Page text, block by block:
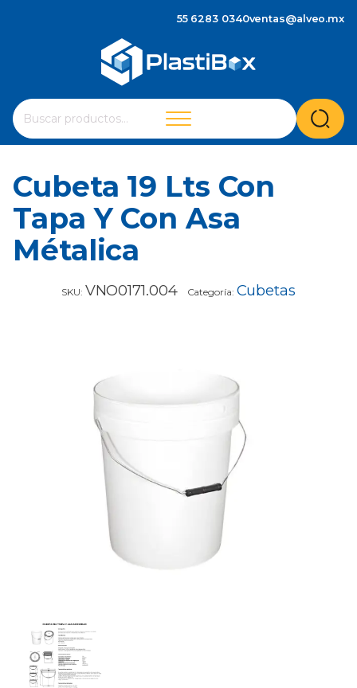
55 6283 0340ventas@alveo.mx
Buscar
por:
Cuando hay resultados autocompletados, puedes
Cubeta 19 Lts Con
Tapa Y Con Asa
Métalica
SKU: VNO0171.004 Categoría: Cubetas